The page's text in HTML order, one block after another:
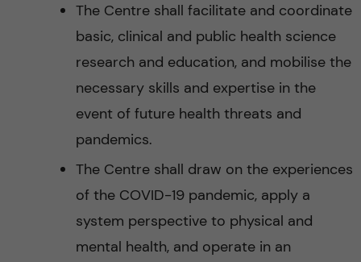
The Centre shall facilitate and coordinate
basic, clinical and public health science
research and education, and mobilise the
necessary skills and expertise in the
event of future health threats and
pandemics.
The Centre shall draw on the experiences
of the COVID-19 pandemic, apply a
system perspective to physical and
mental health, and operate in an